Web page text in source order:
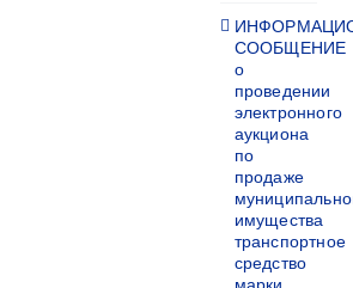
СООБЩЕНИЕ
о
проведении
электронного
аукциона
по
продаже
имущества
транспортное
средство